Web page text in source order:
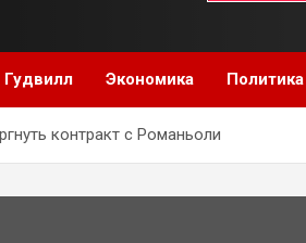
Экономика Политика
контракт с Романьоли